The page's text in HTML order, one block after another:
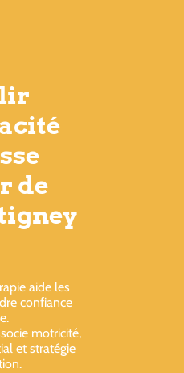
de
aide les
confiance
motricité,
et stratégie